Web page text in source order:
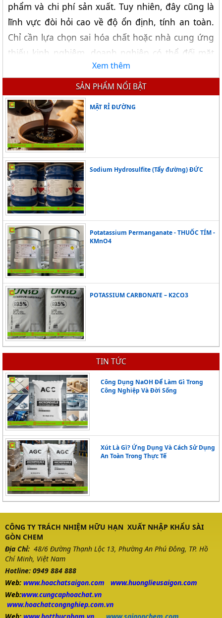
SẢN PHẨM NỔI BẬT
MẬT RỈ ĐƯỜNG
Sodium Hydrosulfite (Tẩy đường) ĐỨC
Potatassium Permanganate - THUỐC TÍM -
KMnO4
POTASSIUM CARBONATE – K2CO3
phẩm và chi phí sản xuất. Tuy nhiên, đây cũng là
lĩnh vực đòi hỏi cao về độ ổn định, tính an toàn.
Chỉ cần lựa chọn sai hóa chất hoặc nhà cung ứng
thiếu kinh nghiệm, doanh nghiệp có thể đối mặt
với nhiều rủi ro trong vận hành.
Doanh nghiệp của bạn đang gặp khó
vì nguồn hóa chất?
Khó khăn trong việc tìm nguồn cung hóa chất uy tín
Trong thực tế, nhiều nhà máy và cơ sở sản xuất
gặp tình trạng hóa chất không đồng đều giữa các
lô, chất lượng thiếu ổn định, thông tin kỹ thuật
không rõ ràng hoặc không được tư vấn đúng cách
sử dụng. Việc phải thay đổi nguồn cung hoặc tự
điều chỉnh hóa chất trong quá trình sản xuất
khiến doanh nghiệp mất nhiều thời gian, gia tăng
chi phí và tiềm ẩn rủi ro về an toàn.
Đặc biệt với các ngành sản xuất liên tục, hóa chất
không phù hợp còn ảnh hưởng đến tuổi thọ thiết
bị, hiệu suất dây chuyền và chất lượng thành
phẩm đầu ra. Hóa chất không đạt chuẩn hoặc
không phù hợp ứng dụng có thể dẫn đến hiệu
quả sản xuất thấp, phát sinh lỗi kỹ thuật, tăng chi
Xem thêm
TIN TỨC
Công Dụng NaOH Để Làm Gì Trong
Công Nghiệp Và Đời Sống
Xút Là Gì? Ứng Dụng Và Cách Sử Dụng
An Toàn Trong Thực Tế
CÔNG TY TRÁCH NHIỆM HỮU HẠN XUẤT NHẬP KHẨU SÀI
GÒN CHEM
Địa Chỉ: 48/6 Đường Thạnh Lộc 13, Phường An Phú Đông, TP. Hồ
Chí Minh, Việt Nam
Hotline: 0949 884 888
Web: www.hoachatsaigon.com
www.huonglieusaigon.com
Web:www.cungcaphoachat.vn
www.hoachatcongnghiep.com.vn